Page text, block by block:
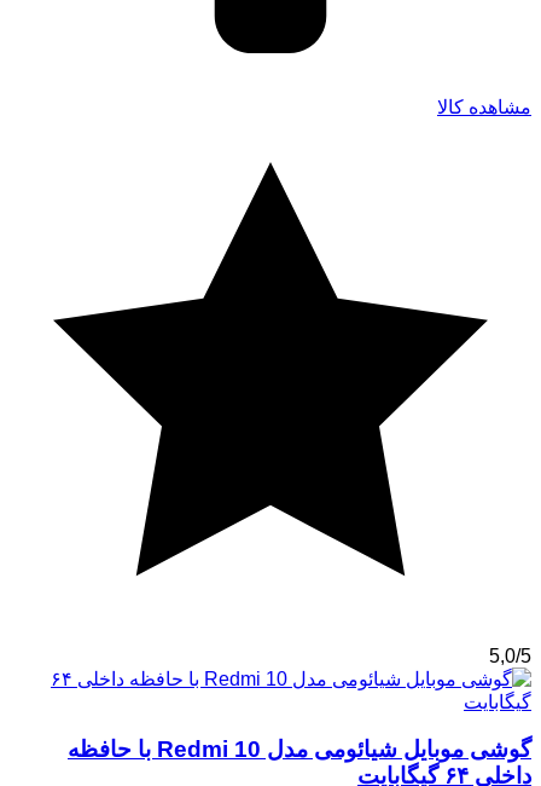
مشاهده کالا
5,0/5
گوشی موبایل شیائومی مدل Redmi 10 با حافظه
داخلی ۶۴ گیگابایت